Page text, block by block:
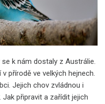
k nám dostaly z Austrálie.
přírodě ve velkých hejnech.
Jejich chov zvládnou i
připravit a zařídit jejich